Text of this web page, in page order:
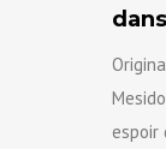
espoir